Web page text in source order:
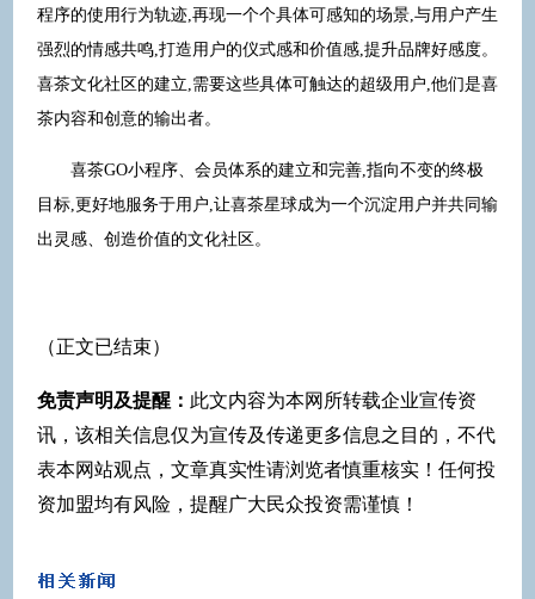
程序的使用行为轨迹,再现一个个具体可感知的场景,与用户产生
强烈的情感共鸣,打造用户的仪式感和价值感,提升品牌好感度。
喜茶文化社区的建立,需要这些具体可触达的超级用户,他们是喜
茶内容和创意的输出者。
喜茶GO小程序、会员体系的建立和完善,指向不变的终极
目标,更好地服务于用户,让喜茶星球成为一个沉淀用户并共同输
出灵感、创造价值的文化社区。
（正文已结束）
免责声明及提醒： 此文内容为本网所转载企业宣传资
讯，该相关信息仅为宣传及传递更多信息之目的，不代
表本网站观点，文章真实性请浏览者慎重核实！任何投
资加盟均有风险，提醒广大民众投资需谨慎！